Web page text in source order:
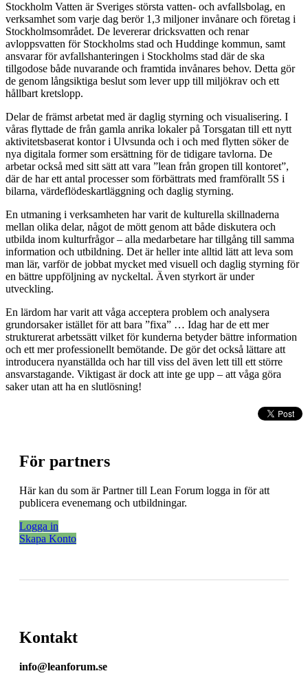
Stockholm Vatten är Sveriges största vatten- och avfallsbolag, en
verksamhet som varje dag berör 1,3 miljoner invånare och företag i
Stockholmsområdet. De levererar dricksvatten och renar
avloppsvatten för Stockholms stad och Huddinge kommun, samt
ansvarar för avfallshanteringen i Stockholms stad där de ska
tillgodose både nuvarande och framtida invånares behov. Detta gör
de genom långsiktiga beslut som lever upp till miljökrav och ett
hållbart kretslopp.
Delar de främst arbetat med är daglig styrning och visualisering. I
våras flyttade de från gamla anrika lokaler på Torsgatan till ett nytt
aktivitetsbaserat kontor i Ulvsunda och i och med flytten söker de
nya digitala former som ersättning för de tidigare tavlorna. De
arbetar också med sitt sätt att vara ”lean från gropen till kontoret”,
där de har ett antal processer som förbättrats med framförallt 5S i
bilarna, värdeflödeskartläggning och daglig styrning.
En utmaning i verksamheten har varit de kulturella skillnaderna
mellan olika delar, något de mött genom att både diskutera och
utbilda inom kulturfrågor – alla medarbetare har tillgång till samma
information och utbildning. Det är heller inte alltid lätt att leva som
man lär, varför de jobbat mycket med visuell och daglig styrning för
en bättre uppföljning av nyckeltal. Även styrkort är under
utveckling.
En lärdom har varit att våga acceptera problem och analysera
grundorsaker istället för att bara ”fixa” … Idag har de ett mer
strukturerat arbetssätt vilket för kunderna betyder bättre information
och ett mer professionellt bemötande. De gör det också lättare att
introducera nyanställda och har till viss del även lett till ett större
ansvarstagande. Viktigast är dock att inte ge upp – att våga göra
saker utan att ha en slutlösning!
För partners
Här kan du som är Partner till Lean Forum logga in för att
publicera evenemang och utbildningar.
Logga in
Skapa Konto
Kontakt
info@leanforum.se